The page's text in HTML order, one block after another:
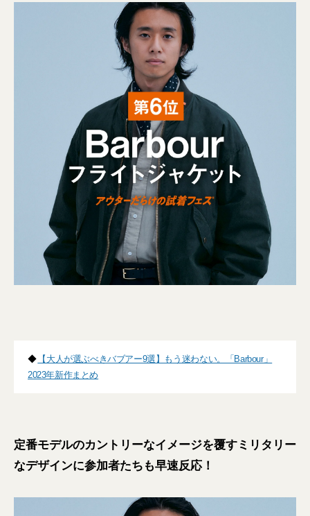
◆ 【大人が選ぶべきバブアー9選】もう迷わない。「Barbour」
2023年新作まとめ
定番モデルのカントリーなイメージを覆すミリタリー
なデザインに参加者たちも早速反応！